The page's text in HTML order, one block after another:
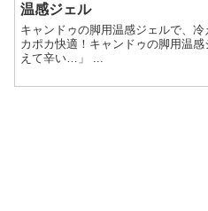
温感ジェル
キャンドゥの脚用温感ジェルで、
カポカ快適！キャンドゥの脚用温
えて辛い…」 ...